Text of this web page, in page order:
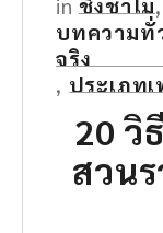
in ชิงช้าไม้,
บทความทั่
จริง
, ประเภท
20 วิ
สวน